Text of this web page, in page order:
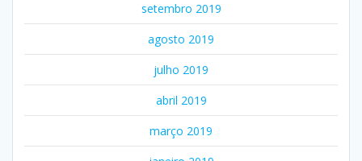
setembro 2019
agosto 2019
julho 2019
abril 2019
março 2019